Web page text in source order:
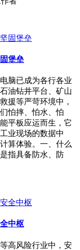
堡垒
脑已成为各行各业
油钻井平台、矿山
援等严苛环境中，
怕摔、怕水、怕
平板应运而生，它
业现场的数据中
算体验。一、什么
指具备防水、防
中枢
高风险行业中，安